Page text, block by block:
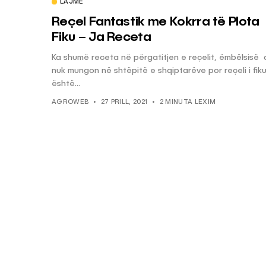
LAJME
Reçel Fantastik me Kokrra të Plota
Fiku – Ja Receta
Ka shumë receta në përgatitjen e reçelit, ëmbëlsisë
nuk mungon në shtëpitë e shqiptarëve por reçeli i
është...
AGROWEB 27 PRILL, 2021 2 MINUTA LEXIM